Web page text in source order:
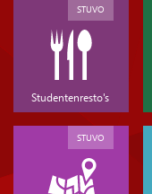
Studentenresto's
STUVO
STUVO